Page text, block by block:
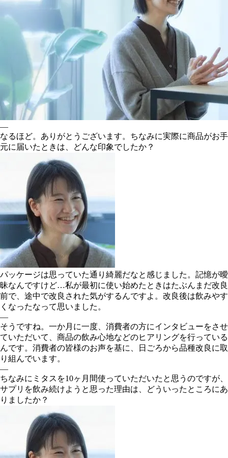
―
なるほど。ありがとうございます。ちなみに実際に商品がお手
元に届いたときは、どんな印象でしたか？
パッケージは思っていた通り綺麗だなと感じました。記憶が曖
昧なんですけど…私が最初に使い始めたときはたぶんまだ改良
前で、途中で改良された気がするんですよ。改良後は飲みやす
くなったなって思いました。
―
そうですね。一か月に一度、消費者の方にインタビューをさせ
ていただいて、商品の飲み心地などのヒアリングを行っている
んです。消費者の皆様のお声を基に、日ごろから品種改良に取
り組んでいます。
―
ちなみにミタスを10ヶ月間使っていただいたと思うのですが、
サプリを飲み続けようと思った理由は、どういったところにあ
りましたか？